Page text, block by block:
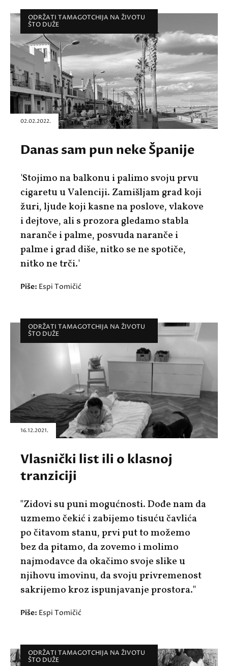
ODRŽATI TAMAGOTCHIJA NA ŽIVOTU
ŠTO DUŽE
02.02.2022.
Danas sam pun neke Španije
'Stojimo na balkonu i palimo svoju prvu
cigaretu u Valenciji. Zamišljam grad koji
žuri, ljude koji kasne na poslove, vlakove
i dejtove, ali s prozora gledamo stabla
naranče i palme, posvuda naranče i
palme i grad diše, nitko se ne spotiče,
nitko ne trči.'
Piše: Espi Tomičić
ODRŽATI TAMAGOTCHIJA NA ŽIVOTU
ŠTO DUŽE
16.12.2021.
Vlasnički list ili o klasnoj
tranziciji
"Zidovi su puni mogućnosti. Dođe nam da
uzmemo čekić i zabijemo tisuću čavlića
po čitavom stanu, prvi put to možemo
bez da pitamo, da zovemo i molimo
najmodavce da okačimo svoje slike u
njihovu imovinu, da svoju privremenost
sakrijemo kroz ispunjavanje prostora."
Piše: Espi Tomičić
ODRŽATI TAMAGOTCHIJA NA ŽIVOTU
ŠTO DUŽE